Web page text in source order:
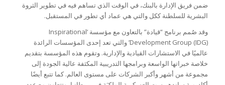
ضمن فريق الإدارة بالبنك، في الوقت الذي تساهم فيه في تطوير الثروة
البشرية للسلطنة ككل والتي هي عماد أي تطور في المستقبل.
وقد صُمم برنامج “قيادة” بالتعاون مع مؤسسة ‘Inspirational
Development Group (IDG)’ والتي تعد إحدى المؤسسات الرائدة
عالميًا في الاستشارات القيادية والإدارية. وتقوم هذه المؤسسة بتقديم
خلاصة خبراتها الواسعة وبرامجها التدريبية المكثفة عالية الجودة إلى
مجموعة من أشهر وأكبر الشركات على مستوى العالم. كما تتبع أيضًا